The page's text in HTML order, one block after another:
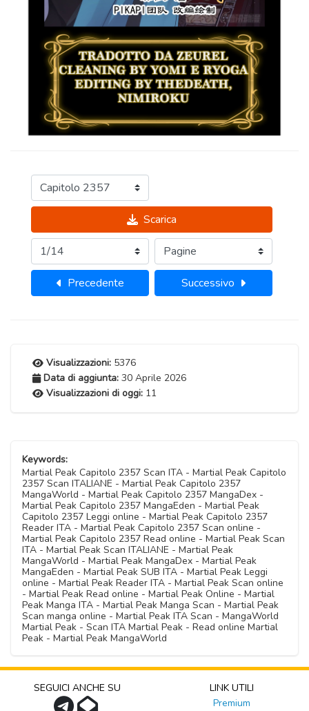
Scarica
Precedente Successivo
Visualizzazioni: 5376
Data di aggiunta: 30 Aprile 2026
Visualizzazioni di oggi: 11
Keywords:
Martial Peak Capitolo 2357 Scan ITA - Martial Peak Capitolo
2357 Scan ITALIANE - Martial Peak Capitolo 2357
MangaWorld - Martial Peak Capitolo 2357 MangaDex -
Martial Peak Capitolo 2357 MangaEden - Martial Peak
Capitolo 2357 Leggi online - Martial Peak Capitolo 2357
Reader ITA - Martial Peak Capitolo 2357 Scan online -
Martial Peak Capitolo 2357 Read online - Martial Peak Scan
ITA - Martial Peak Scan ITALIANE - Martial Peak
MangaWorld - Martial Peak MangaDex - Martial Peak
MangaEden - Martial Peak SUB ITA - Martial Peak Leggi
online - Martial Peak Reader ITA - Martial Peak Scan online
- Martial Peak Read online - Martial Peak Online - Martial
Peak Manga ITA - Martial Peak Manga Scan - Martial Peak
Scan manga online - Martial Peak ITA Scan - MangaWorld
Martial Peak - Scan ITA Martial Peak - Read online Martial
Peak - Martial Peak MangaWorld
SEGUICI ANCHE SU
LINK UTILI
Premium